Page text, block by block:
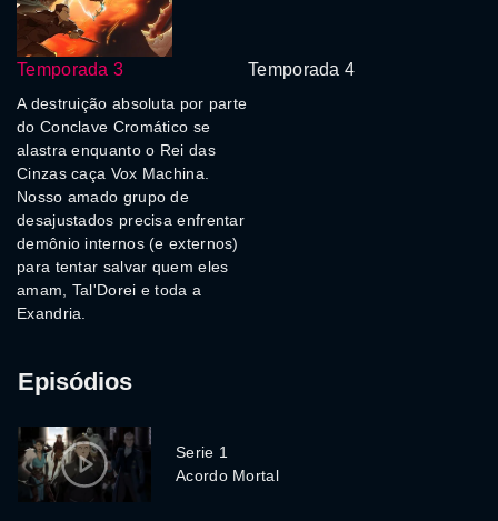
Temporada 3
A destruição absoluta por parte
do Conclave Cromático se
alastra enquanto o Rei das
Cinzas caça Vox Machina.
Nosso amado grupo de
desajustados precisa enfrentar
demônio internos (e externos)
para tentar salvar quem eles
amam, Tal'Dorei e toda a
Exandria.
Temporada 4
Episódios
Serie 1
Acordo Mortal